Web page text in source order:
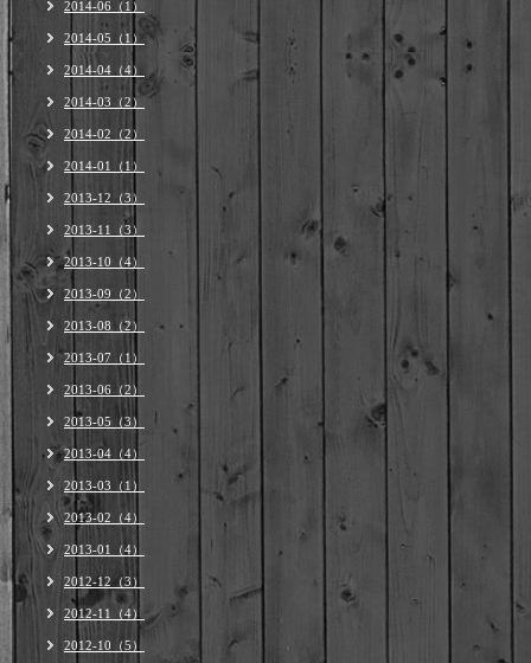
2014-06（1）
2014-05（1）
2014-04（4）
2014-03（2）
2014-02（2）
2014-01（1）
2013-12（3）
2013-11（3）
2013-10（4）
2013-09（2）
2013-08（2）
2013-07（1）
2013-06（2）
2013-05（3）
2013-04（4）
2013-03（1）
2013-02（4）
2013-01（4）
2012-12（3）
2012-11（4）
2012-10（5）